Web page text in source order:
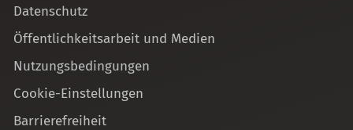
Datenschutz
Öffentlichkeitsarbeit und Medien
Nutzungsbedingungen
Cookie-Einstellungen
Barrierefreiheit